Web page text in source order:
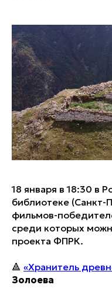
18 января в 18:30 в
библиотеке (Санкт-
фильмов-
среди которых
проекта ФПРК.
🔺 «Хранитель
Золоева